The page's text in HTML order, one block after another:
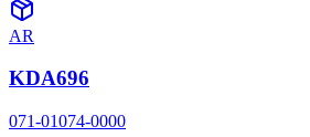
AR
KDA696
071-01074-0000